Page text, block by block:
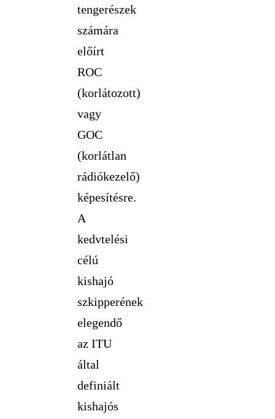
tengerészek
számára
előírt
ROC
(korlátozott)
vagy
GOC
(korlátlan
rádiókezelő)
képesítésre.
A
kedvtelési
célú
kishajó
szkipperének
elegendő
az ITU
által
definiált
kishajós